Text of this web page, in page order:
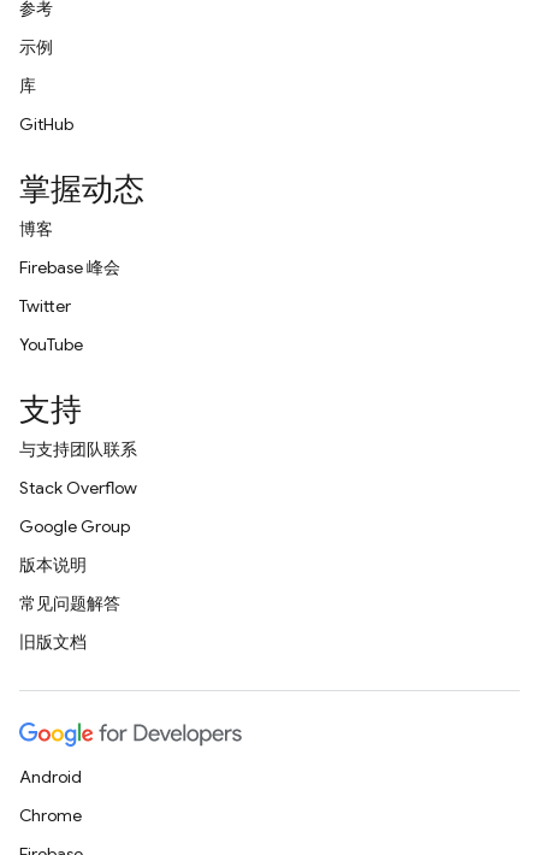
参考
示例
库
GitHub
掌握动态
博客
Firebase 峰会
Twitter
YouTube
支持
与支持团队联系
Stack Overflow
Google Group
版本说明
常见问题解答
旧版文档
Android
Chrome